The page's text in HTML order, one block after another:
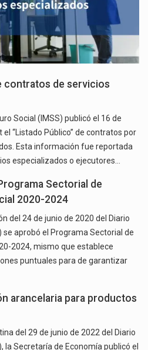
contratos de servicios
Social (IMSS) publicó el 16 de
“Listado Público” de contratos por
Esta información fue reportada
especializados o ejecutores…
Sectorial de
2020-2024
del 24 de junio de 2020 del Diario
se aprobó el Programa Sectorial de
2024, mismo que establece
puntuales para de garantizar
arancelaria para productos
del 29 de junio de 2022 del Diario
la Secretaría de Economía publicó el